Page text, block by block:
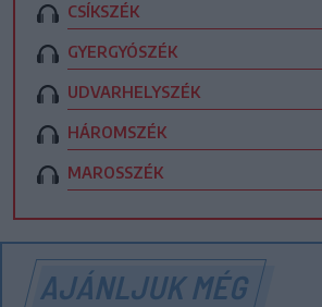
CSÍKSZÉK
GYERGYÓSZÉK
UDVARHELYSZÉK
HÁROMSZÉK
MAROSSZÉK
AJÁNLJUK MÉG